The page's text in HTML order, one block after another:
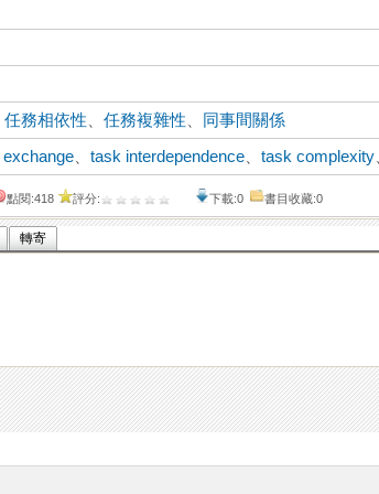
任務相依性 、任務複雜性
同事間關係
exchange 、task interdependence 、task complexity
點閱:418 評分: 下載:0 書目收藏:0
轉寄